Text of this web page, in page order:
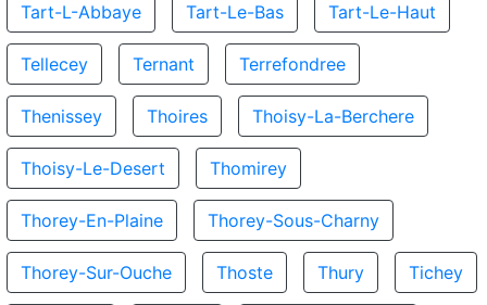
Tart-L-Abbaye Tart-Le-Bas Tart-Le-Haut
Tellecey Ternant Terrefondree
Thenissey Thoires Thoisy-La-Berchere
Thoisy-Le-Desert Thomirey
Thorey-En-Plaine Thorey-Sous-Charny
Thorey-Sur-Ouche Thoste Thury Tichey